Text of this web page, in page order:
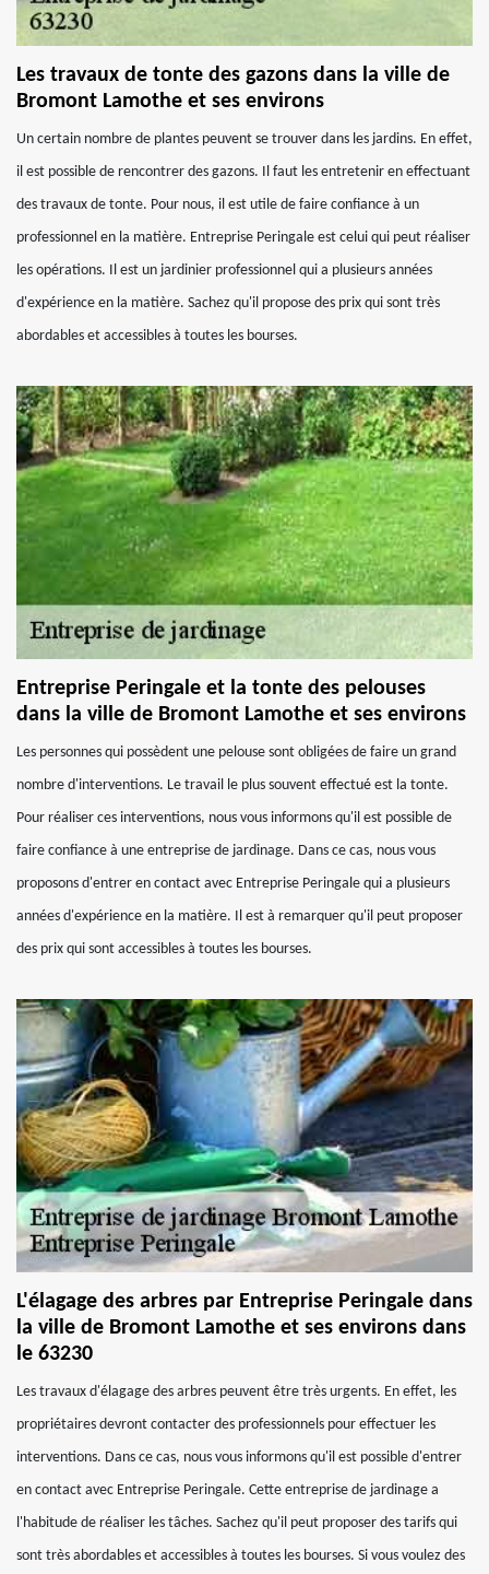
Les travaux de tonte des gazons dans la ville de
Bromont Lamothe et ses environs
Un certain nombre de plantes peuvent se trouver dans les jardins. En effet,
il est possible de rencontrer des gazons. Il faut les entretenir en effectuant
des travaux de tonte. Pour nous, il est utile de faire confiance à un
professionnel en la matière. Entreprise Peringale est celui qui peut réaliser
les opérations. Il est un jardinier professionnel qui a plusieurs années
d'expérience en la matière. Sachez qu'il propose des prix qui sont très
abordables et accessibles à toutes les bourses.
Entreprise Peringale et la tonte des pelouses
dans la ville de Bromont Lamothe et ses environs
Les personnes qui possèdent une pelouse sont obligées de faire un grand
nombre d'interventions. Le travail le plus souvent effectué est la tonte.
Pour réaliser ces interventions, nous vous informons qu'il est possible de
faire confiance à une entreprise de jardinage. Dans ce cas, nous vous
proposons d'entrer en contact avec Entreprise Peringale qui a plusieurs
années d'expérience en la matière. Il est à remarquer qu'il peut proposer
des prix qui sont accessibles à toutes les bourses.
L'élagage des arbres par Entreprise Peringale dans
la ville de Bromont Lamothe et ses environs dans
le 63230
Les travaux d'élagage des arbres peuvent être très urgents. En effet, les
propriétaires devront contacter des professionnels pour effectuer les
interventions. Dans ce cas, nous vous informons qu'il est possible d'entrer
en contact avec Entreprise Peringale. Cette entreprise de jardinage a
l'habitude de réaliser les tâches. Sachez qu'il peut proposer des tarifs qui
sont très abordables et accessibles à toutes les bourses. Si vous voulez des